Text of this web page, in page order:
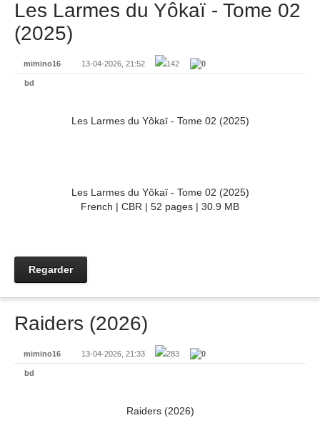
Les Larmes du Yôkaï - Tome 02
(2025)
mimino16 13-04-2026, 21:52 142 0
bd
Les Larmes du Yôkaï - Tome 02 (2025)
Les Larmes du Yôkaï - Tome 02 (2025)
French | CBR | 52 pages | 30.9 MB
Regarder
Raiders (2026)
mimino16 13-04-2026, 21:33 283 0
bd
Raiders (2026)